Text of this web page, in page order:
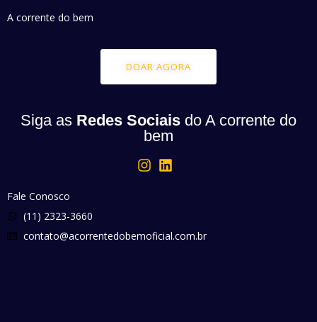
A corrente do bem
DOAR AGORA
Siga as Redes Sociais do A corrente do
bem
Fale Conosco
(11) 2323-3660
contato@acorrentedobemoficial.com.br